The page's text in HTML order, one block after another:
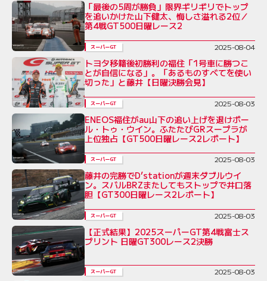
「最後の5周が勝負」限界ギリギリでトップ
を追いかけた山下健太、悔しさ溢れる2位／
第4戦GT500日曜レース2
スーパーGT 2025-08-04
トヨタ移籍後初勝利の福住「1号車に勝つこ
とが自信になる」。「あるものすべてを使い
切った」と藤井【日曜決勝会見】
スーパーGT 2025-08-03
ENEOS福住がau山下の追い上げを退けポー
ル・トゥ・ウイン。ふたたびGRスープラが
上位独占【GT500日曜レース2レポート】
スーパーGT 2025-08-03
藤井の完勝でD’stationが週末ダブルウイ
ン。スバルBRZまたしてもストップで井口落
胆【GT300日曜レース2レポート】
スーパーGT 2025-08-03
【正式結果】2025スーパーGT第4戦富士ス
プリント 日曜GT300レース2決勝
スーパーGT 2025-08-03